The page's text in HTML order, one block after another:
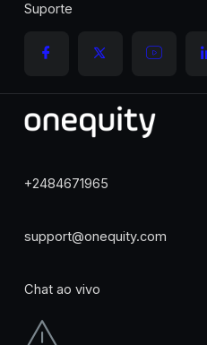
Suporte
+2484671965
support@onequity.com
Chat ao vivo